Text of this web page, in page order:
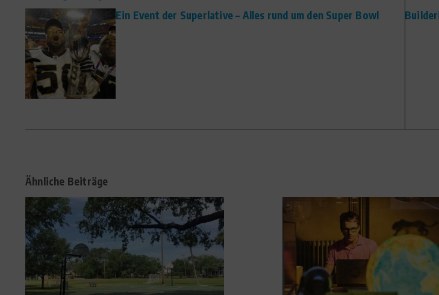
Ein Event der Superlative – Alles rund um den Super Bowl
Ähnliche Beiträge